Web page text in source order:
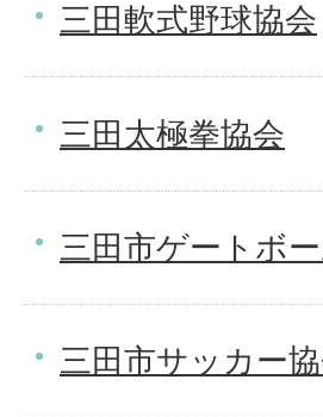
三田軟式野球協会
三田太極拳協会
三田市ゲートボ
三田市サッカー